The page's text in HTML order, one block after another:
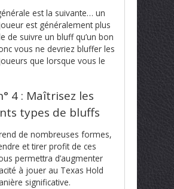
est la suivante… un
est généralement plus
de suivre un bluff qu’un bon
vous ne devriez bluffer les
que lorsque vous le
4 : Maîtrisez les
types de bluffs
de nombreuses formes,
et tirer profit de ces
permettra d’augmenter
à jouer au Texas Hold
significative.